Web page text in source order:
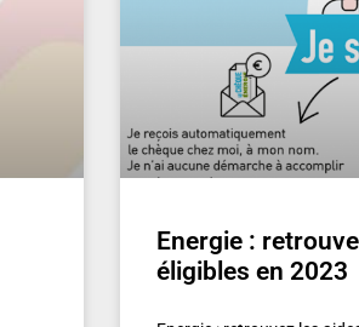
Energie :
éligibles en 2023